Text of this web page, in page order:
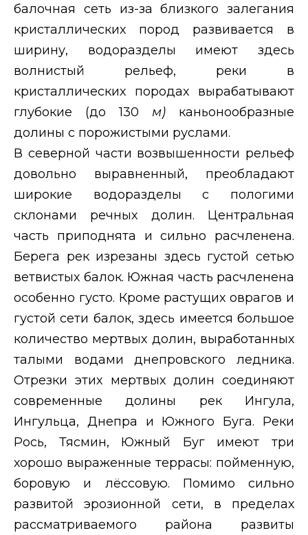
балочная сеть из-за близкого залегания
кристаллических пород развивается в
ширину, водоразделы имеют здесь
волнистый рельеф, реки в
кристаллических породах вырабатывают
глубокие (до 130 м) каньонообразные
долины с порожистыми руслами.
В северной части возвышенности рельеф
довольно выравненный, преобладают
широкие водоразделы с пологими
склонами речных долин. Центральная
часть приподнята и сильно расчленена.
Берега рек изрезаны здесь густой сетью
ветвистых балок. Южная часть расчленена
особенно густо. Кроме растущих оврагов и
густой сети балок, здесь имеется большое
количество мертвых долин, выработанных
талыми водами днепровского ледника.
Отрезки этих мертвых долин соединяют
современные долины рек Ингула,
Ингульца, Днепра и Южного Буга. Реки
Рось, Тясмин, Южный Буг имеют три
хорошо выраженные террасы: пойменную,
боровую и лёссовую. Помимо сильно
развитой эрозионной сети, в пределах
рассматриваемого района развиты